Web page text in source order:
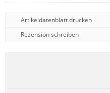
Artikeldatenblatt drucken
Rezension schreiben